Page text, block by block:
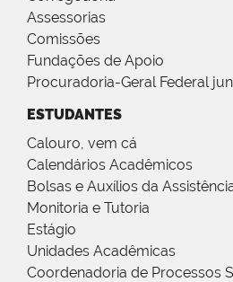
Assessorias
Comissões
Fundações de Apoio
Procuradoria-Geral Federal
ESTUDANTES
Calouro, vem cá
Calendários Acadêmicos
Bolsas e Auxílios da
Monitoria e Tutoria
Estágio
Unidades Acadêmicas
Coordenadoria de Processos